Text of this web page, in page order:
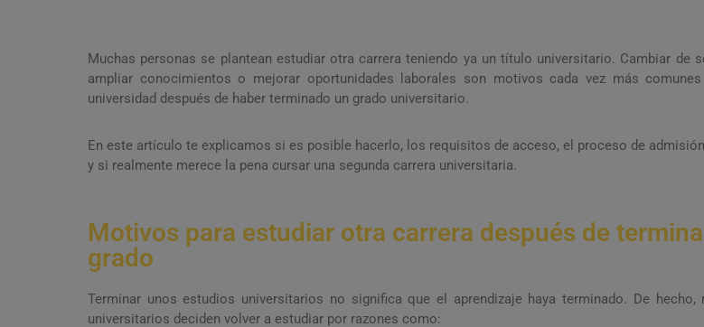
Muchas personas se plantean estudiar otra carrera teniendo ya un título universitario. Cambiar de
ampliar conocimientos o mejorar oportunidades laborales son motivos cada vez más
universidad después de haber terminado un grado universitario.
En este artículo te explicamos si es posible hacerlo, los requisitos de acceso, el proceso de
y si realmente merece la pena cursar una segunda carrera universitaria.
Motivos para estudiar otra carrera después de
grado
Terminar unos estudios universitarios no significa que el aprendizaje haya terminado. De hecho,
universitarios deciden volver a estudiar por razones como: